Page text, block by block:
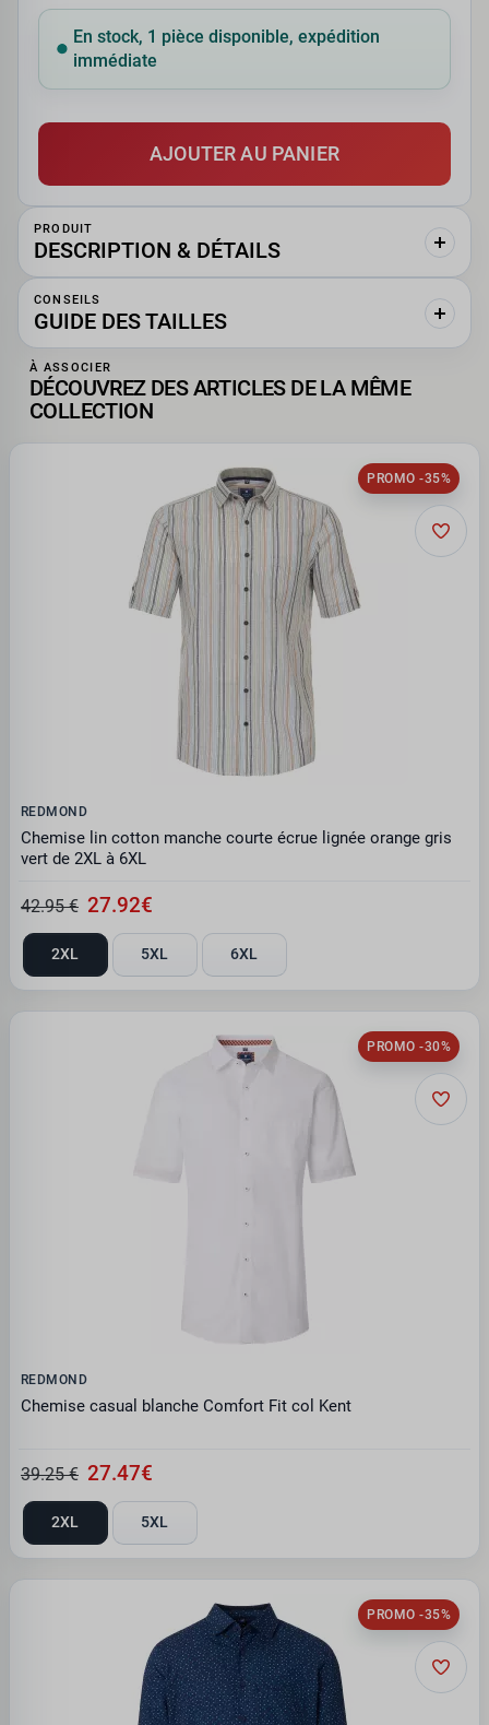
En stock, 1 pièce disponible, expédition
immédiate
AJOUTER AU PANIER
PRODUIT
DESCRIPTION & DÉTAILS
CONSEILS
GUIDE DES TAILLES
À ASSOCIER
DÉCOUVREZ DES ARTICLES DE LA MÊME
COLLECTION
PROMO -35%
REDMOND
Chemise lin cotton manche courte écrue lignée orange gris
vert de 2XL à 6XL
42.95 € 27.92€
2XL 5XL 6XL
PROMO -30%
REDMOND
Chemise casual blanche Comfort Fit col Kent
39.25 € 27.47€
2XL 5XL
PROMO -35%